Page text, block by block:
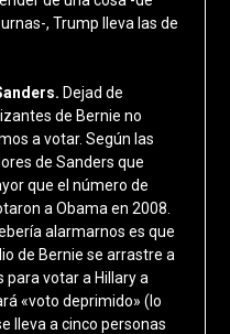
, Trump lleva las de
Dejad de
de Bernie no
a votar. Según las
de Sanders que
que el número de
a Obama en 2008.
alarmarnos es que
de Bernie se arrastre a
para votar a Hillary a
«voto deprimido» (lo
lleva a cinco personas